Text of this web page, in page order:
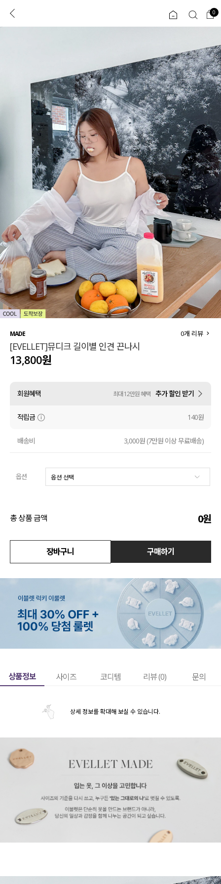
로그인 0
TW
JP
콘텐츠 리뷰 & 혜택 플러스핏 회원혜택 입
CATEGORY COMMUNITY
도착보장⚡
인플루언서 pick!
신상 5%
MADE
세트할인 ~30%
하객룩
살안타템
110사이즈
티셔츠
셔츠
원피스
니트
ALL
익스클루시브
아우터
티셔츠
니트
블라우스
원피스
팬츠
스커트
언더웨어
0
MADE
[EVELLET]뮤디크 길이별 인견 끈나시
0개 리뷰
13,800원
회원혜택 최대 12만원 혜택 추가 할인 받기
적립금 140원
배송비 3,000원 (7만원 이상 무료배송)
옵션
총 상품 금액 0원
장바구니 구매하기
상품정보 사이즈 코디템 리뷰 (0) 문의
상세 정보를 확대해 보실 수 있습니다.